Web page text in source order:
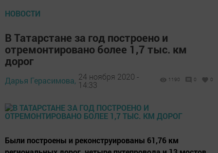
НОВОСТИ
В Татарстане за год построено и
отремонтировано более 1,7 тыс. км
дорог
Дарья Герасимова, 24 ноября 2020 -
14:33
1190 0 0
Были построены и реконструированы 61,76 км